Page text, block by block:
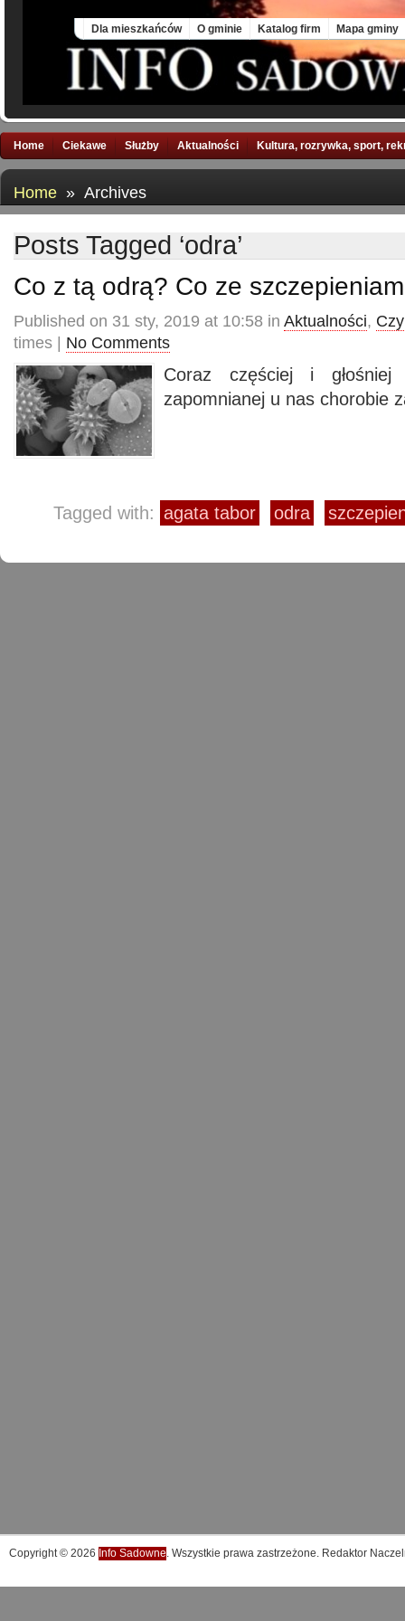
Dla mieszkańców O gminie Katalog firm Mapa gminy
Home Ciekawe Służby Aktualności Kultura, rozrywka, sport,
Home » Archives
Posts Tagged ‘odra’
Co z tą odrą? Co ze
Published on 31 sty, 2019 at 10:58 in Aktualności,
times | No Comments
Coraz częściej i
zapomnianej u nas chorobie
Tagged with: agata tabor odra
Copyright © 2026 Info Sadowne. Wszystkie prawa zastrzeżone. Redaktor